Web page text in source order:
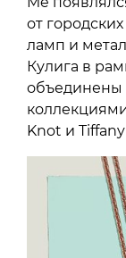
от
ламп и
Кулига в
объединены
Knot и Tiffany